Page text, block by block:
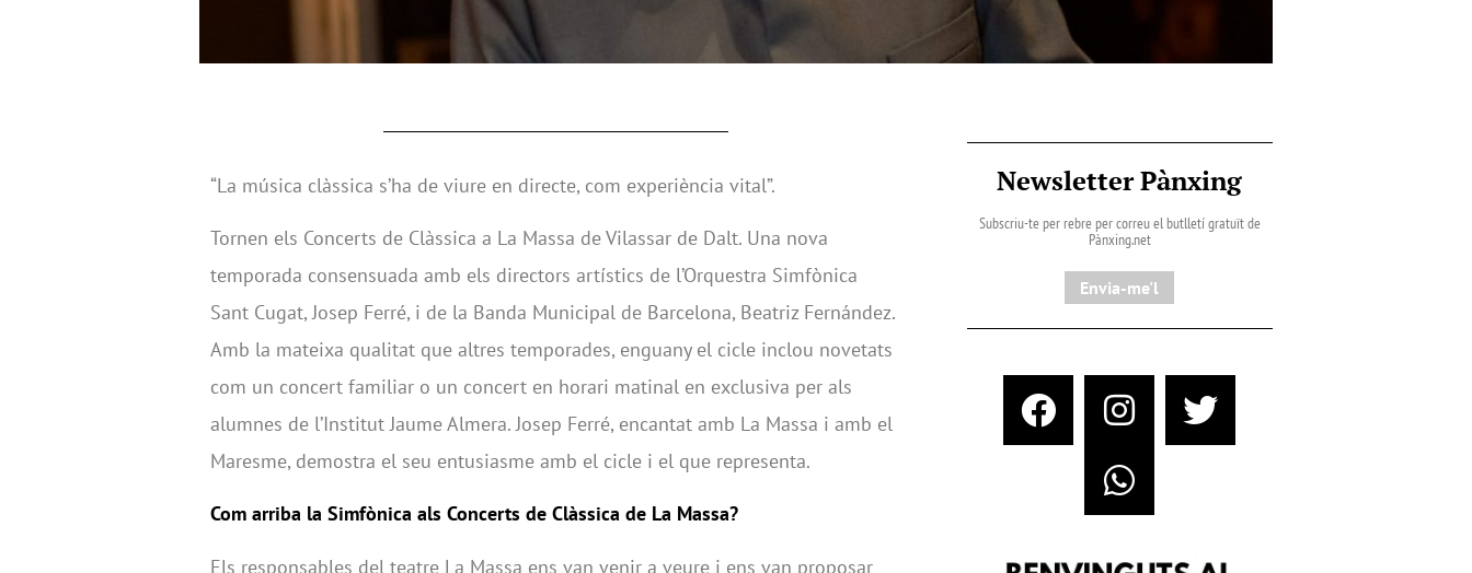
“La música clàssica s’ha de viure en directe, com experiència vital”.
Tornen els Concerts de Clàssica a La Massa de Vilassar de Dalt. Una nova
temporada consensuada amb els directors artístics de l’Orquestra Simfònica
Sant Cugat, Josep Ferré, i de la Banda Municipal de Barcelona, Beatriz Fernández.
Amb la mateixa qualitat que altres temporades, enguany el cicle inclou novetats
com un concert familiar o un concert en horari matinal en exclusiva per als
alumnes de l’Institut Jaume Almera. Josep Ferré, encantat amb La Massa i amb el
Maresme, demostra el seu entusiasme amb el cicle i el que representa.
Com arriba la Simfònica als Concerts de Clàssica de La Massa?
Els responsables del teatre La Massa ens van venir a veure i ens van proposar
Newsletter Pànxing
Subscriu-te per rebre per correu el butlletí gratuït de
Pànxing.net​
Envia-me'l